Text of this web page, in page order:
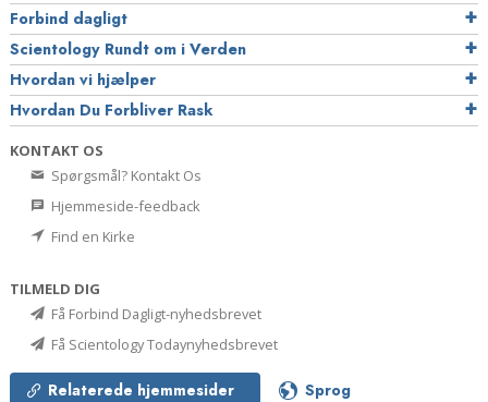
Forbind dagligt
Scientology Rundt om i Verden
Hvordan vi hjælper
Hvordan Du Forbliver Rask
KONTAKT OS
Spørgsmål? Kontakt Os
Hjemmeside-feedback
Find en Kirke
TILMELD DIG
Få Forbind Dagligt-nyhedsbrevet
Få Scientology Todaynyhedsbrevet
Relaterede hjemmesider Sprog